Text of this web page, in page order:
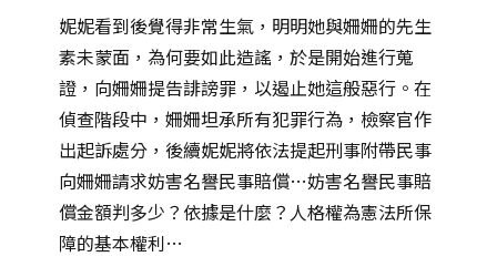
妮妮看到後覺得非常生氣，明明她與姍姍的先生
素未蒙面，為何要如此造謠，於是開始進行蒐
證，向姍姍提告誹謗罪，以遏止她這般惡行。在
偵查階段中，姍姍坦承所有犯罪行為，檢察官作
出起訴處分，後續妮妮將依法提起刑事附帶民事
向姍姍請求妨害名譽民事賠償…妨害名譽民事賠
償金額判多少？依據是什麼？人格權為憲法所保
障的基本權利…